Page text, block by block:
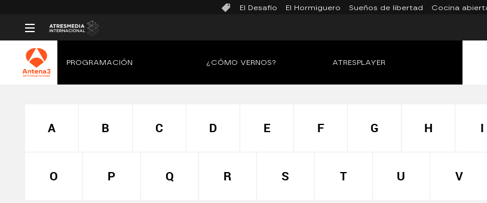
El Desafío El Hormiguero Sueños de libertad Cocina
PROGRAMACIÓN ¿CÓMO VERNOS? ATRESPLAYER
A B C D E F G H I
O P Q R S T U V